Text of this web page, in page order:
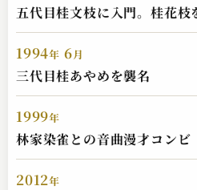
五代目桂文枝に入門。桂花枝
1994年 6月
三代目桂あやめを襲名
1999年
林家染雀との音曲漫才コンビ
2012年